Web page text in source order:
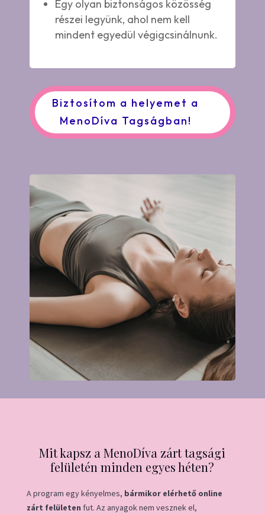
Egy olyan biztonságos közösség
részei legyünk, ahol nem kell
mindent egyedül végigcsinálnunk.
Biztosítom a helyemet a
MenoDíva Tagságban!
Mit kapsz a MenoDíva zárt tagsági
felületén minden egyes héten?
A program egy kényelmes, bármikor elérhető online
zárt felületen fut. Az anyagok nem vesznek el,